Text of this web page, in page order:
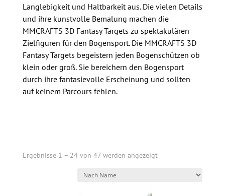
Langlebigkeit und Haltbarkeit aus. Die vielen Details
und ihre kunstvolle Bemalung machen die
MMCRAFTS 3D Fantasy Targets zu spektakulären
Zielfiguren für den Bogensport. Die MMCRAFTS 3D
Fantasy Targets begeistern jeden Bogenschützen ob
klein oder groß. Sie bereichern den Bogensport
durch ihre fantasievolle Erscheinung und sollten
auf keinem Parcours fehlen.
Ergebnisse 1 – 24 von 47 werden angezeigt